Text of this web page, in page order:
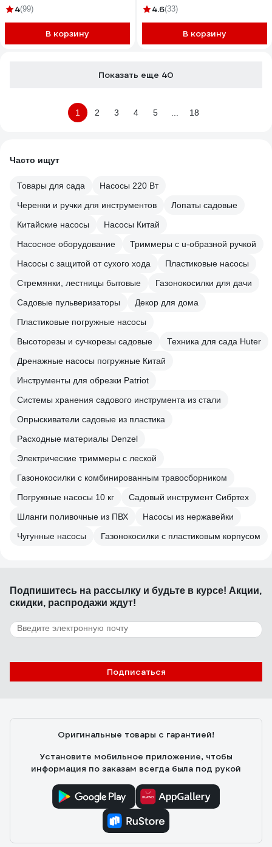
4(99)
В корзину
4.6(33)
В корзину
Показать еще 40
1 2 3 4 5 18
Часто ищут
Товары для сада
Насосы 220 Вт
Черенки и ручки для инструментов
Лопаты садовые
Китайские насосы
Насосы Китай
Насосное оборудование
Триммеры с u-образной ручкой
Насосы с защитой от сухого хода
Пластиковые насосы
Стремянки, лестницы бытовые
Газонокосилки для дачи
Садовые пульверизаторы
Декор для дома
Пластиковые погружные насосы
Высоторезы и сучкорезы садовые
Техника для сада Huter
Дренажные насосы погружные Китай
Инструменты для обрезки Patriot
Системы хранения садового инструмента из стали
Опрыскиватели садовые из пластика
Расходные материалы Denzel
Электрические триммеры с леской
Газонокосилки с комбинированным травосборником
Погружные насосы 10 кг
Садовый инструмент Сибртех
Шланги поливочные из ПВХ
Насосы из нержавейки
Чугунные насосы
Газонокосилки с пластиковым корпусом
Подпишитесь на рассылку и будьте в курсе! Акции,
скидки, распродажи ждут!
Подписаться
Оригинальные товары с гарантией!
Установите мобильное приложение, чтобы
информация по заказам всегда была под рукой